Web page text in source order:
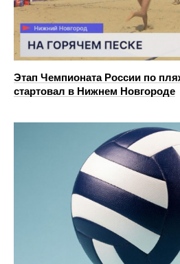
Этап Чемпионата России по
стартовал в Нижнем Новгороде